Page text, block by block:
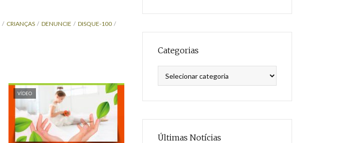
CRIANÇAS DENUNCIE
DISQUE-100
VÍDEO
Categorias
Últimas Notícias